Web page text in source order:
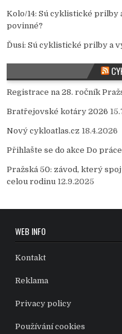
Kolo/14:Sú cyklistické prilby
povinné?
Ďusi:Sú cyklistické prilby a
Registrace na 28. ročník
Bratřejovské kotáry 2026
Nový cykloatlas.cz 18.4.2026
Přihlašte se do akce Do
Pražská 50: závod, který
celou rodinu 12.9.2025
WEB INFO
Kontakt
Reklama
Privacy policy
Používání cookies